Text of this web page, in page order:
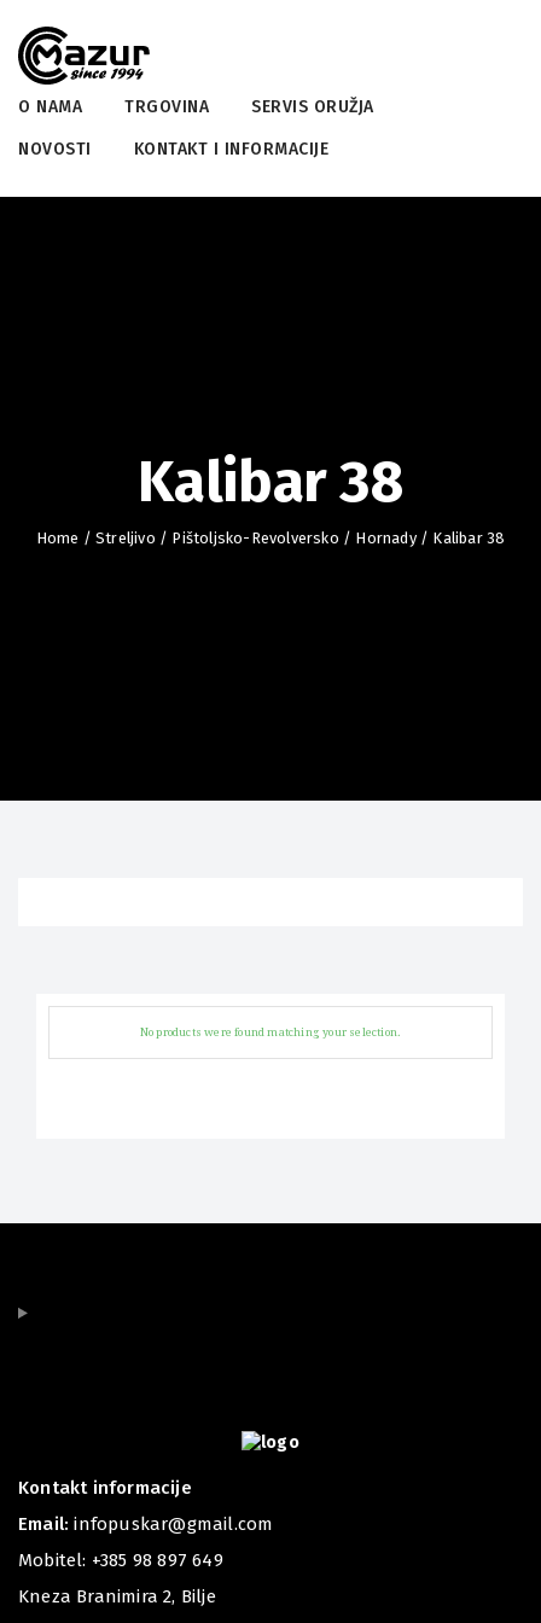
O NAMA TRGOVINA SERVIS ORUŽJA
NOVOSTI KONTAKT I INFORMACIJE
Kalibar 38
Home / Streljivo / Pištoljsko-Revolversko / Hornady/ Kalibar 38
No products were found matching your selection.
Kontakt informacije
Email:infopuskar@gmail.com
Mobitel: +385 98 897 649
Kneza Branimira 2, Bilje